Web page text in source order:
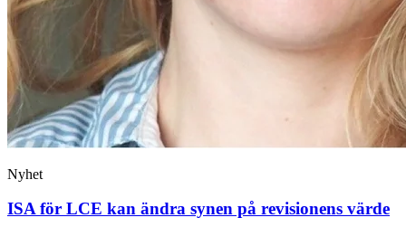
Nyhet
ISA för LCE kan ändra synen på revisionens värde